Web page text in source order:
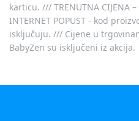
karticu. /// TRENUTNA CIJENA
INTERNET POPUST - kod
isključuju. /// Cijene u
BabyZen su isključeni iz akcija.